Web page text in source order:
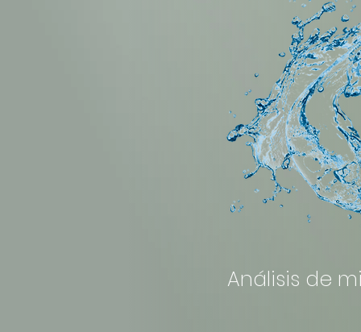
Análisis de